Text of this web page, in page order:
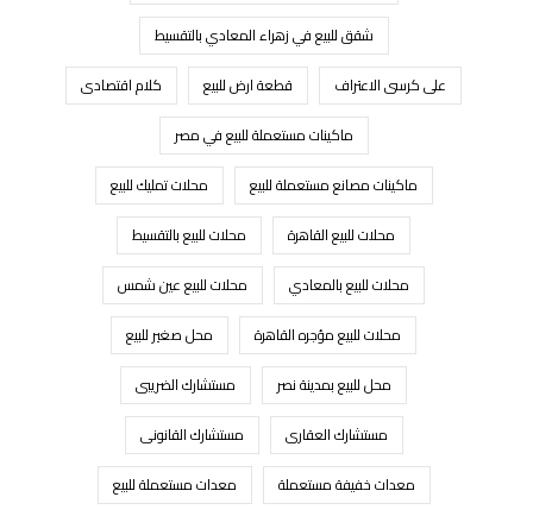
شقق للبيع في زهراء المعادي بالتقسيط
على كرسى الاعتراف
قطعة ارض للبيع
كلام اقتصادى
ماكينات مستعملة للبيع في مصر
ماكينات مصانع مستعملة للبيع
محلات تمليك للبيع
محلات للبيع القاهرة
محلات للبيع بالتقسيط
محلات للبيع بالمعادي
محلات للبيع عين شمس
محلات للبيع مؤجره القاهرة
محل صغير للبيع
محل للبيع بمدينة نصر
مستشارك الضريبى
مستشارك العقارى
مستشارك القانونى
معدات خفيفة مستعملة
معدات مستعملة للبيع